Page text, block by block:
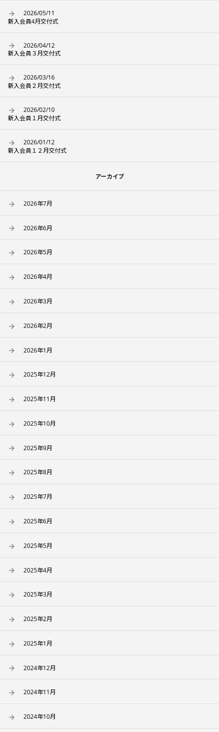
2026/05/11
新入会員4月交付式
2026/04/12
新入会員３月交付式
2026/03/16
新入会員２月交付式
2026/02/10
新入会員１月交付式
2026/01/12
新入会員１２月交付式
アーカイブ
2026年7月
2026年6月
2026年5月
2026年4月
2026年3月
2026年2月
2026年1月
2025年12月
2025年11月
2025年10月
2025年9月
2025年8月
2025年7月
2025年6月
2025年5月
2025年4月
2025年3月
2025年2月
2025年1月
2024年12月
2024年11月
2024年10月